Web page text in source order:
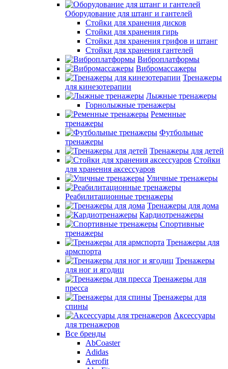
Оборудование для штанг и гантелей
Стойки для хранения дисков
Стойки для хранения гирь
Стойки для хранения грифов и штанг
Стойки для хранения гантелей
Виброплатформы
Вибромассажеры
Тренажеры
для кинезотерапии
Лыжные тренажеры
Горнолыжные тренажеры
Ременные
тренажеры
Футбольные
тренажеры
Тренажеры для детей
Стойки
для хранения аксессуаров
Уличные тренажеры
Реабилитационные тренажеры
Тренажеры для дома
Кардиотренажеры
Спортивные
тренажеры
Тренажеры для
армспорта
Тренажеры
для ног и ягодиц
Тренажеры для
пресса
Тренажеры для
спины
Аксессуары
для тренажеров
Все бренды
AbCoaster
Adidas
Aerofit